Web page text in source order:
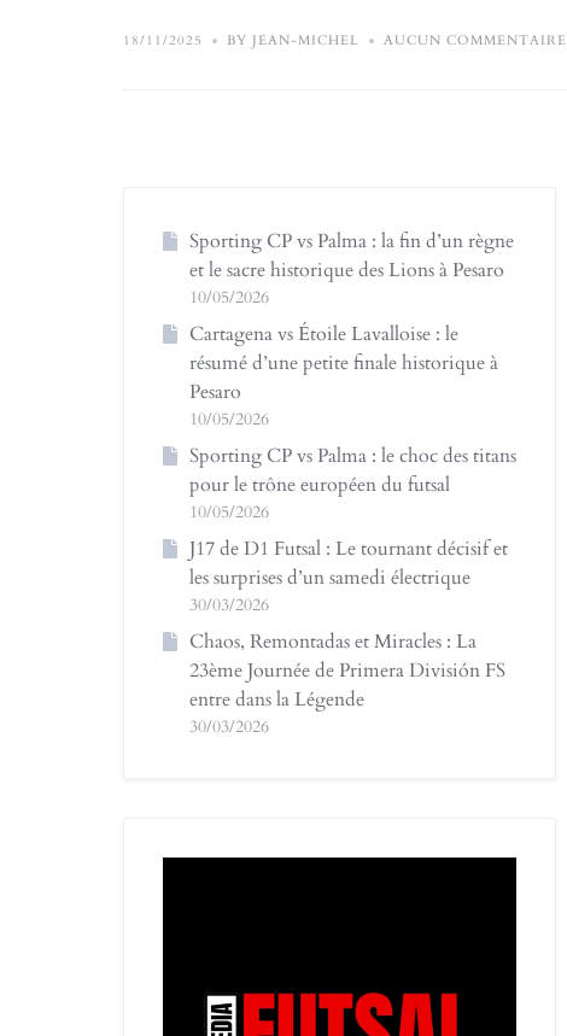
18/11/2025 BY JEAN-MICHEL AUCUN COMMENTAIRE
Sporting CP vs Palma : la fin d’un règne
et le sacre historique des Lions à Pesaro
10/05/2026
Cartagena vs Étoile Lavalloise : le
résumé d’une petite finale historique à
Pesaro
10/05/2026
Sporting CP vs Palma : le choc des titans
pour le trône européen du futsal
10/05/2026
J17 de D1 Futsal : Le tournant décisif et
les surprises d’un samedi électrique
30/03/2026
Chaos, Remontadas et Miracles : La
23ème Journée de Primera División FS
entre dans la Légende
30/03/2026